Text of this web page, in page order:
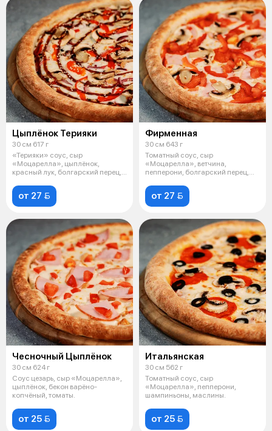
Цыплёнок Терияки
30 см 617 г
«Терияки» соус, сыр
«Моцарелла», цыплёнок,
красный лук, болгарский перец,
от 27 
Фирменная
30 см 643 г
Томатный соус, сыр
«Моцарелла», ветчина,
пепперони, болгарский перец,
от 27 
Чесночный Цыплёнок
30 см 624 г
Соус цезарь, сыр «Моцарелла»,
цыплёнок, бекон варёно-
копчёный, томаты.
от 25 
Итальянская
30 см 562 г
Томатный соус, сыр
«Моцарелла», пепперони,
шампиньоны, маслины.
от 25 